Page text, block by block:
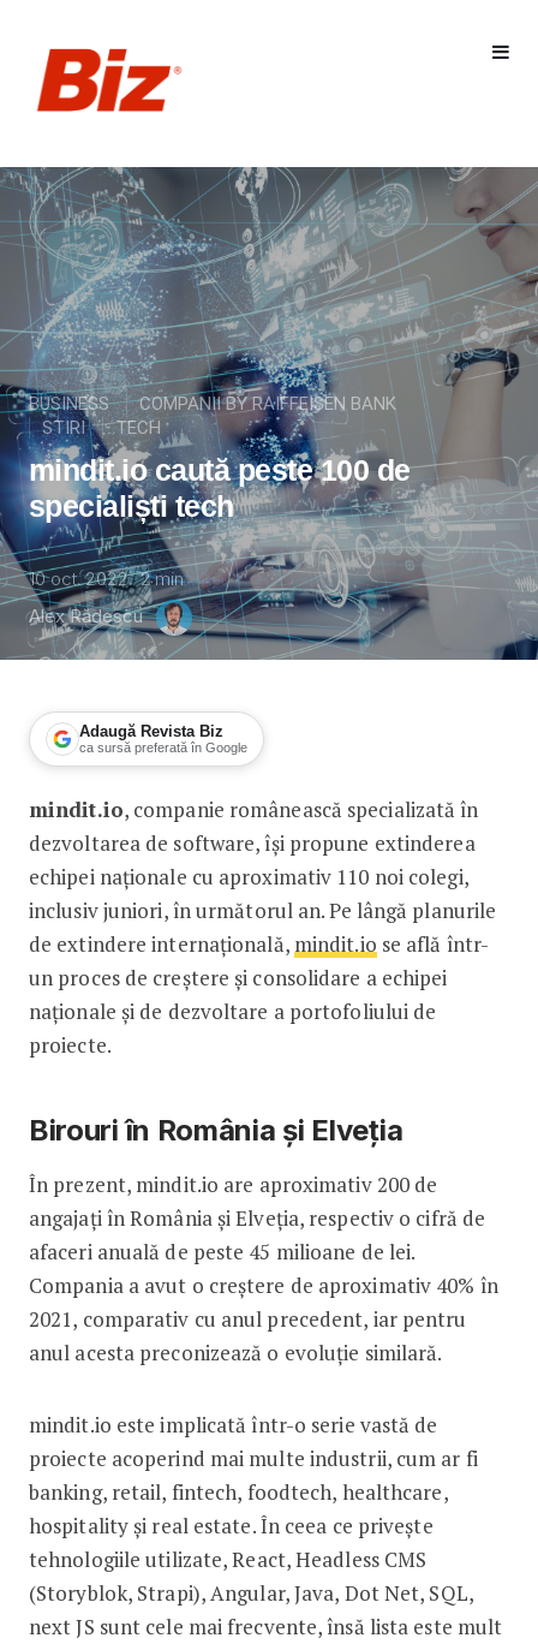
BUSINESS
COMPANII BY RAIFFEISEN BANK
STIRI
TECH
mindit.io caută peste 100 de
specialiști tech
10 oct. 2022 2min
Alex Rădescu
Adaugă Revista Biz
ca sursă preferată în Google
mindit.io caută peste 100 de
mindit.io, companie românească specializată în
dezvoltarea de software, își propune extinderea
echipei naționale cu aproximativ 110 noi colegi,
inclusiv juniori, în următorul an. Pe lângă planurile
de extindere internațională, mindit.io se află într-
un proces de creștere și consolidare a echipei
naționale și de dezvoltare a portofoliului de
proiecte.
Birouri în România și Elveția
În prezent, mindit.io are aproximativ 200 de
angajați în România și Elveția, respectiv o cifră de
afaceri anuală de peste 45 milioane de lei.
Compania a avut o creștere de aproximativ 40% în
2021, comparativ cu anul precedent, iar pentru
anul acesta preconizează o evoluție similară.
mindit.io este implicată într-o serie vastă de
proiecte acoperind mai multe industrii, cum ar fi
banking, retail, fintech, foodtech, healthcare,
hospitality și real estate. În ceea ce privește
tehnologiile utilizate, React, Headless CMS
(Storyblok, Strapi), Angular, Java, Dot Net, SQL,
next JS sunt cele mai frecvente, însă lista este mult